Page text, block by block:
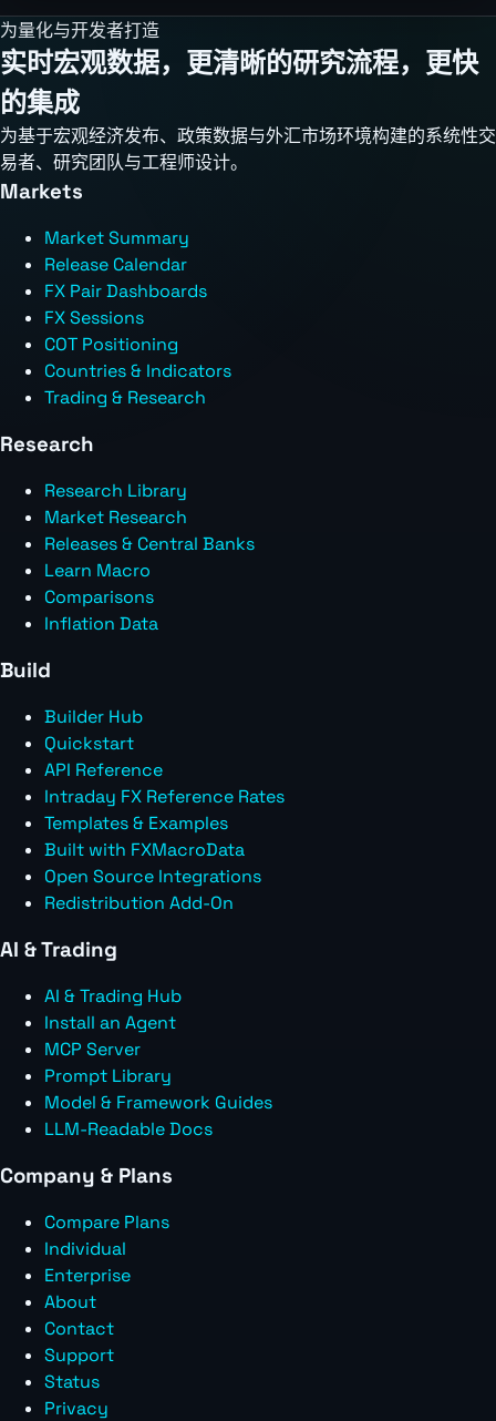
为量化与开发者打造
实时宏观数据，更清晰的研究流程，更快
的集成
为基于宏观经济发布、政策数据与外汇市场环境构建的系统性交
易者、研究团队与工程师设计。
Markets
Market Summary
Release Calendar
FX Pair Dashboards
FX Sessions
COT Positioning
Countries & Indicators
Trading & Research
Research
Research Library
Market Research
Releases & Central Banks
Learn Macro
Comparisons
Inflation Data
Build
Builder Hub
Quickstart
API Reference
Intraday FX Reference Rates
Templates & Examples
Built with FXMacroData
Open Source Integrations
Redistribution Add-On
AI & Trading
AI & Trading Hub
Install an Agent
MCP Server
Prompt Library
Model & Framework Guides
LLM-Readable Docs
Company & Plans
Compare Plans
Individual
Enterprise
About
Contact
Support
Status
Privacy